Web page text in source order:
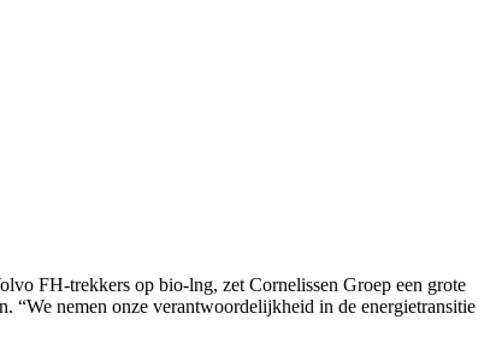
FH-trekkers op bio-lng, zet Cornelissen Groep een grote
“We nemen onze verantwoordelijkheid in de energietransitie